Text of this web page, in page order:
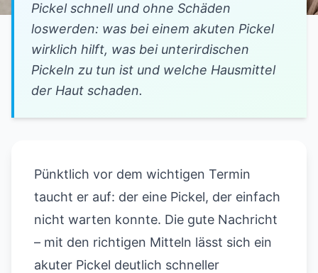
Pickel schnell und ohne Schäden
loswerden: was bei einem akuten Pickel
wirklich hilft, was bei unterirdischen
Pickeln zu tun ist und welche Hausmittel
der Haut schaden.
Pünktlich vor dem wichtigen Termin
taucht er auf: der eine Pickel, der einfach
nicht warten konnte. Die gute Nachricht
– mit den richtigen Mitteln lässt sich ein
akuter Pickel deutlich schneller